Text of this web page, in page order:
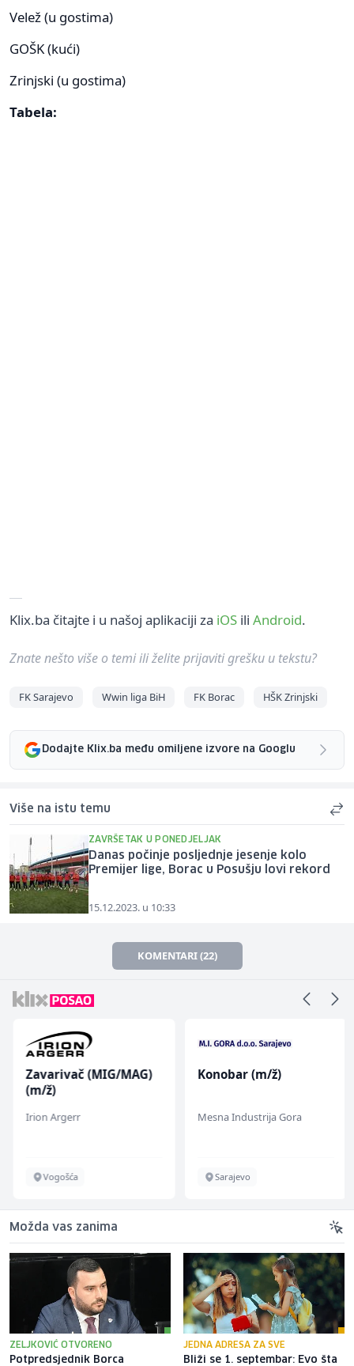
Velež (u gostima)
GOŠK (kući)
Zrinjski (u gostima)
Tabela:
Klix.ba čitajte i u našoj aplikaciji za iOS ili Android.
Znate nešto više o temi ili želite prijaviti grešku u tekstu?
FK Sarajevo Wwin liga BiH FK Borac HŠK Zrinjski
Dodajte Klix.ba među omiljene izvore na Googlu
Više na istu temu
ZAVRŠETAK U PONEDJELJAK
Danas počinje posljednje jesenje kolo
Premijer lige, Borac u Posušju lovi rekord
15.12.2023. u 10:33
KOMENTARI (22)
Zavarivač (MIG/MAG)
(m/ž)
Irion Argerr
Vogošća
Konobar (m/ž)
Mesna Industrija Gora
Sarajevo
Možda vas zanima
ZELJKOVIĆ OTVORENO
Potpredsjednik Borca
JEDNA ADRESA ZA SVE
Bliži se 1. septembar: Evo šta